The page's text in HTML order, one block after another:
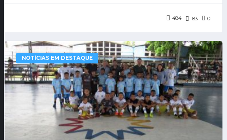
484 83 0
NOTÍCIAS EM DESTAQUE